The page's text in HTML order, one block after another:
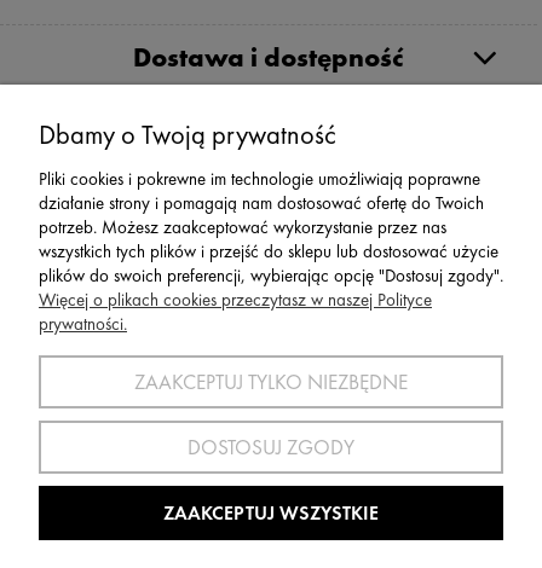
Dostawa i dostępność
Moje konto
Serwis
Zwroty,Reklamacje Wymiany
SPORT 2002 ||ul. Flisaków 10, 58-500 Jelenia Góra woj.
dolnośląskie, NIP: 611-24-66-379 || E-
mail:sport2002@onet.eutel:(75) 777 76 36
Wszelkie Prawa Zastrzeżone © 2022 Sport2002.pl
Dbamy o Twoją prywatność
Pliki cookies i pokrewne im technologie umożliwiają poprawne
działanie strony i pomagają nam dostosować ofertę do Twoich
potrzeb. Możesz zaakceptować wykorzystanie przez nas
wszystkich tych plików i przejść do sklepu lub dostosować użycie
plików do swoich preferencji, wybierając opcję "Dostosuj zgody".
Więcej o plikach cookies przeczytasz w naszej Polityce
prywatności.
ZAAKCEPTUJ TYLKO NIEZBĘDNE
DOSTOSUJ ZGODY
ZAAKCEPTUJ WSZYSTKIE